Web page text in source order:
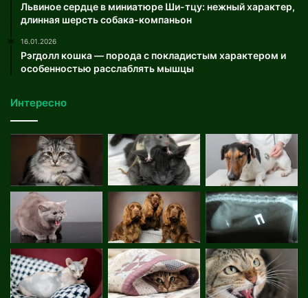
Львиное сердце в миниатюре Ши-тцу: нежный характер,
длинная шерсть собака-компаньон
16.01.2026
Рэгдолл кошка — порода с покладистым характером и
особенностью расслаблять мышцы
Интересно